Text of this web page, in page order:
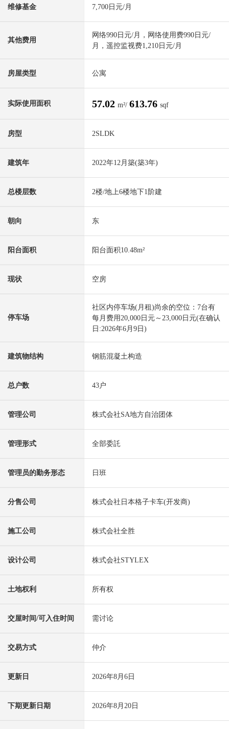
维修基金 7,700日元/月
其他费用
网络990日元/月，网络使用费990日元/
月，遥控监视费1,210日元/月
房屋类型 公寓
实际使用面积 57.02 m²/ 613.76 sqf
房型 2SLDK
建筑年 2022年12月築(築3年)
总楼层数 2楼/地上6楼地下1阶建
朝向 东
阳台面积 阳台面积10.48m²
现状 空房
停车场
社区内停车场(月租)尚余的空位：7台有
每月费用20,000日元～23,000日元(在确认
日:2026年6月9日)
建筑物结构 钢筋混凝土构造
总户数 43户
管理公司 株式会社SA地方自治团体
管理形式 全部委託
管理员的勤务形态 日班
分售公司 株式会社日本格子卡车(开发商)
施工公司 株式会社全胜
设计公司 株式会社STYLEX
土地权利 所有权
交屋时间/可入住时间 需讨论
交易方式 仲介
更新日 2026年8月6日
下期更新日期 2026年8月20日